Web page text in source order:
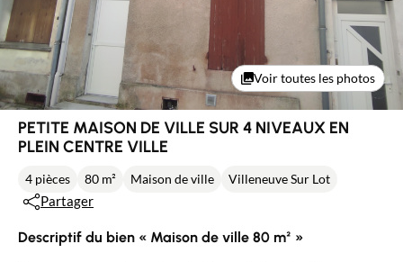
Voir toutes les photos
PETITE MAISON DE VILLE SUR 4 NIVEAUX EN
PLEIN CENTRE VILLE
4 pièces 80 m² Maison de ville Villeneuve Sur Lot
Partager
Descriptif du bien « Maison de ville 80 m² »